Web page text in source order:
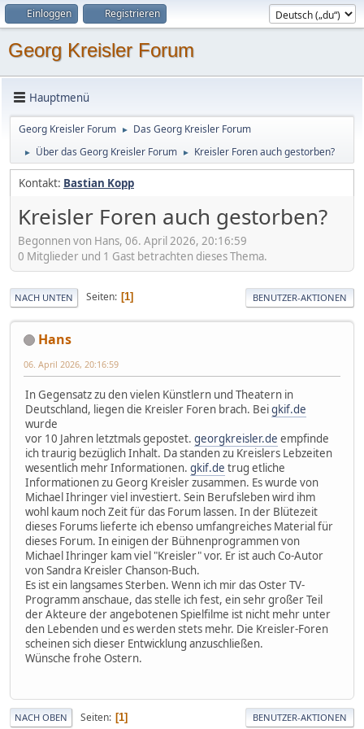
Einloggen Registrieren
Georg Kreisler Forum
Hauptmenü
Georg Kreisler Forum ► Das Georg Kreisler Forum
► Über das Georg Kreisler Forum ► Kreisler Foren auch gestorben?
Kontakt: Bastian Kopp
Kreisler Foren auch gestorben?
Begonnen von Hans, 06. April 2026, 20:16:59
0 Mitglieder und 1 Gast betrachten dieses Thema.
NACH UNTEN Seiten 1 BENUTZER-AKTIONEN
Hans
06. April 2026, 20:16:59
In Gegensatz zu den vielen Künstlern und Theatern in
Deutschland, liegen die Kreisler Foren brach. Beigkif.de
wurde
vor 10 Jahren letztmals gepostet. georgkreisler.de empfinde
ich traurig bezüglich Inhalt. Da standen zu Kreislers Lebzeiten
wesentlich mehr Informationen. gkif.de trug etliche
Informationen zu Georg Kreisler zusammen. Es wurde von
Michael Ihringer viel investiert. Sein Berufsleben wird ihm
wohl kaum noch Zeit für das Forum lassen. In der Blütezeit
dieses Forums lieferte ich ebenso umfangreiches Material für
dieses Forum. In einigen der Bühnenprogrammen von
Michael Ihringer kam viel "Kreisler" vor. Er ist auch Co-Autor
von Sandra Kreisler Chanson-Buch.
Es ist ein langsames Sterben. Wenn ich mir das Oster TV-
Programm anschaue, das stelle ich fest, ein sehr großer Teil
der Akteure der angebotenen Spielfilme ist nicht mehr unter
den Lebenden und es werden stets mehr. Die Kreisler-Foren
scheinen sich dieser Entwicklung anzuschließen.
Wünsche frohe Ostern.
NACH OBEN Seiten 1 BENUTZER-AKTIONEN